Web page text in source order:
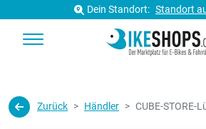
Dein Standort: Standort
Zurück Händler CUBE-STORE-